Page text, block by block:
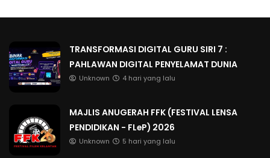
TRANSFORMASI DIGITAL GURU SIRI 7 :
PAHLAWAN DIGITAL PENYELAMAT DUNIA
Unknown 4 hari yang lalu
MAJLIS ANUGERAH FFK (FESTIVAL LENSA
PENDIDIKAN - FLeP) 2026
Unknown 5 hari yang lalu